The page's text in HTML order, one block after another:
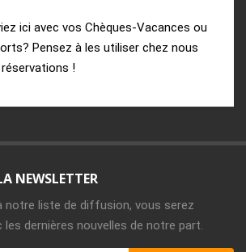
ici avec vos Chèques-Vacances ou
Pensez à les utiliser chez nous
!
NEWSLETTER
notre liste de diffusion, vous serez
dernières nouvelles de notre part.